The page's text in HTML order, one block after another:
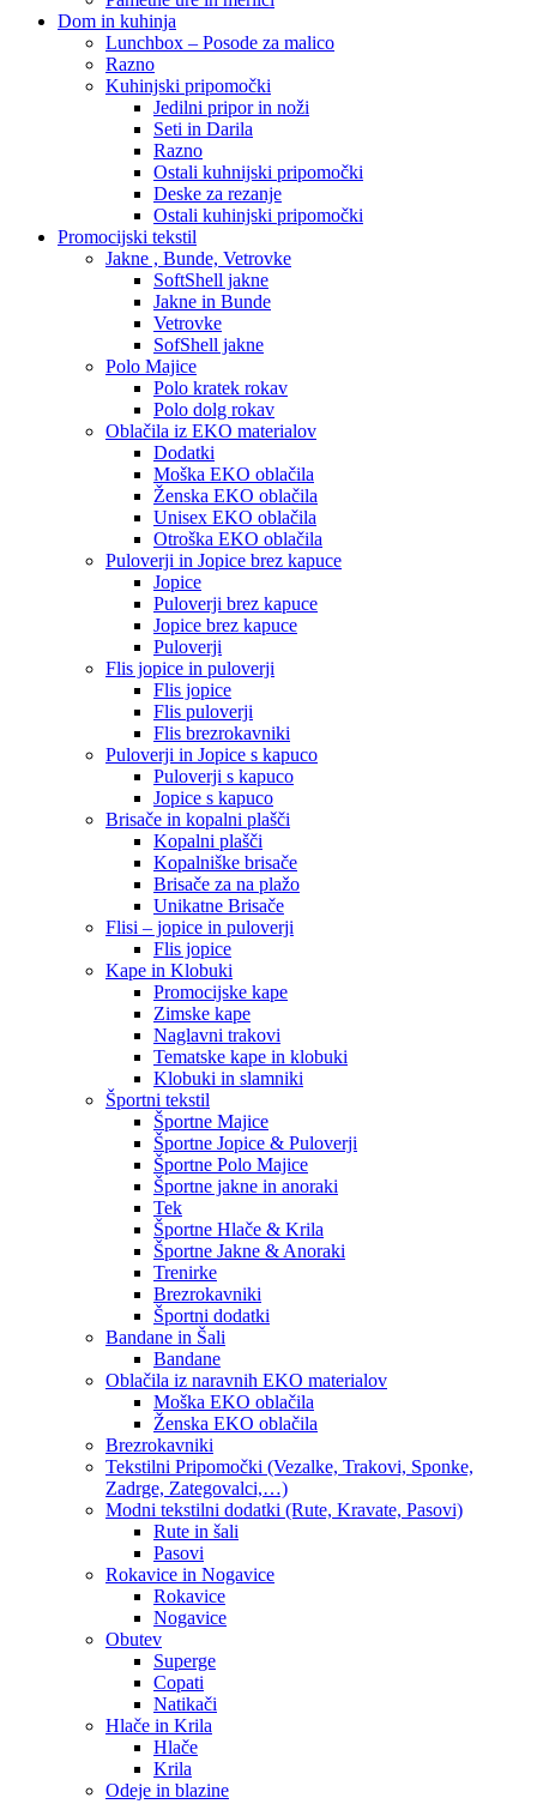
Dom in kuhinja
Lunchbox – Posode za malico
Razno
Kuhinjski pripomočki
Jedilni pripor in noži
Seti in Darila
Razno
Ostali kuhnijski pripomočki
Deske za rezanje
Ostali kuhinjski pripomočki
Promocijski tekstil
Jakne , Bunde, Vetrovke
SoftShell jakne
Jakne in Bunde
Vetrovke
SofShell jakne
Polo Majice
Polo kratek rokav
Polo dolg rokav
Oblačila iz EKO materialov
Dodatki
Moška EKO oblačila
Ženska EKO oblačila
Unisex EKO oblačila
Otroška EKO oblačila
Puloverji in Jopice brez kapuce
Jopice
Puloverji brez kapuce
Jopice brez kapuce
Puloverji
Flis jopice in puloverji
Flis jopice
Flis puloverji
Flis brezrokavniki
Puloverji in Jopice s kapuco
Puloverji s kapuco
Jopice s kapuco
Brisače in kopalni plašči
Kopalni plašči
Kopalniške brisače
Brisače za na plažo
Unikatne Brisače
Flisi – jopice in puloverji
Flis jopice
Kape in Klobuki
Promocijske kape
Zimske kape
Naglavni trakovi
Tematske kape in klobuki
Klobuki in slamniki
Športni tekstil
Športne Majice
Športne Jopice & Puloverji
Športne Polo Majice
Športne jakne in anoraki
Tek
Športne Hlače & Krila
Športne Jakne & Anoraki
Trenirke
Brezrokavniki
Športni dodatki
Bandane in Šali
Bandane
Oblačila iz naravnih EKO materialov
Moška EKO oblačila
Ženska EKO oblačila
Brezrokavniki
Tekstilni Pripomočki (Vezalke, Trakovi, Sponke,
Zadrge, Zategovalci,…)
Modni tekstilni dodatki (Rute, Kravate, Pasovi)
Rute in šali
Pasovi
Rokavice in Nogavice
Rokavice
Nogavice
Obutev
Superge
Copati
Natikači
Hlače in Krila
Hlače
Krila
Odeje in blazine